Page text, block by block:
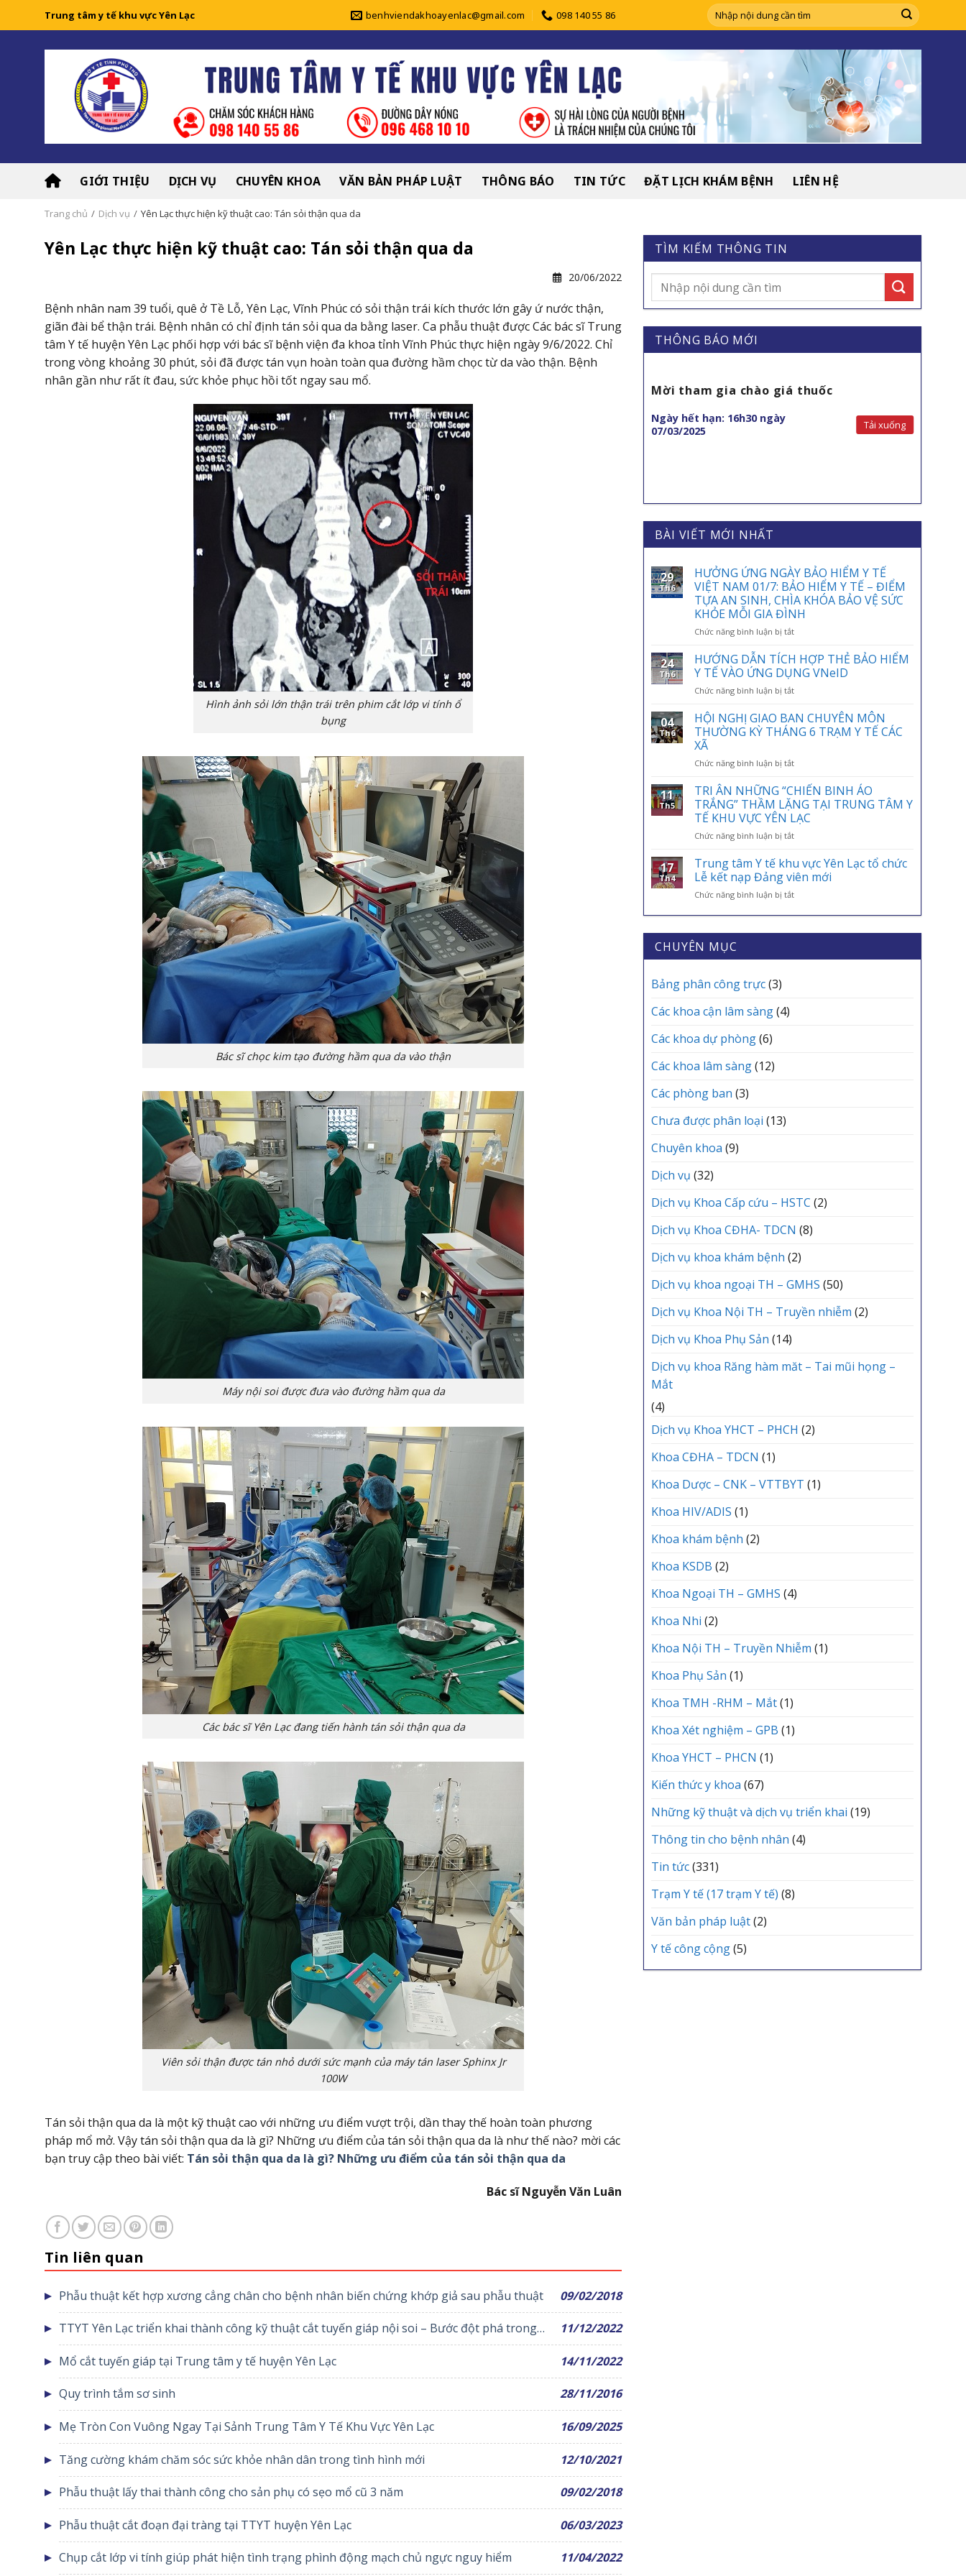
Trung tâm y tế khu vực Yên Lạc benhviendakhoayenlac@gmail.com 098 140 55 86
GIỚI THIỆU DỊCH VỤ CHUYÊN KHOA VĂN BẢN PHÁP LUẬT THÔNG BÁO TIN TỨC ĐẶT LỊCH KHÁM BỆNH LIÊN HỆ
Trang chủ / Dịch vụ / Yên Lạc thực hiện kỹ thuật cao: Tán sỏi thận qua da
Yên Lạc thực hiện kỹ thuật cao: Tán sỏi thận qua da
20/06/2022
Bệnh nhân nam 39 tuổi, quê ở Tề Lỗ, Yên Lạc, Vĩnh Phúc có sỏi thận trái kích thước lớn gây ứ nước thận,
giãn đài bể thận trái. Bệnh nhân có chỉ định tán sỏi qua da bằng laser. Ca phẫu thuật được Các bác sĩ Trung
tâm Y tế huyện Yên Lạc phối hợp với bác sĩ bệnh viện đa khoa tỉnh Vĩnh Phúc thực hiện ngày 9/6/2022. Chỉ
trong vòng khoảng 30 phút, sỏi đã được tán vụn hoàn toàn qua đường hầm chọc từ da vào thận. Bệnh
nhân gần như rất ít đau, sức khỏe phục hồi tốt ngay sau mổ.
Hình ảnh sỏi lớn thận trái trên phim cắt lớp vi tính ổ
bụng
Bác sĩ chọc kim tạo đường hầm qua da vào thận
Máy nội soi được đưa vào đường hầm qua da
Các bác sĩ Yên Lạc đang tiến hành tán sỏi thận qua da
Viên sỏi thận được tán nhỏ dưới sức mạnh của máy tán laser Sphinx Jr
100W
Tán sỏi thận qua da là một kỹ thuật cao với những ưu điểm vượt trội, dần thay thế hoàn toàn phương
pháp mổ mở. Vậy tán sỏi thận qua da là gì? Những ưu điểm của tán sỏi thận qua da là như thế nào? mời các
bạn truy cập theo bài viết: Tán sỏi thận qua da là gì? Những ưu điểm của tán sỏi thận qua da
Bác sĩ Nguyễn Văn Luân
Tin liên quan
Phẫu thuật kết hợp xương cẳng chân cho bệnh nhân biến chứng khớp giả sau phẫu thuật 09/02/2018
TTYT Yên Lạc triển khai thành công kỹ thuật cắt tuyến giáp nội soi – Bước đột phá trong
phẫu thuật tuyến giáp
11/12/2022
Mổ cắt tuyến giáp tại Trung tâm y tế huyện Yên Lạc 14/11/2022
Quy trình tắm sơ sinh 28/11/2016
Mẹ Tròn Con Vuông Ngay Tại Sảnh Trung Tâm Y Tế Khu Vực Yên Lạc 16/09/2025
Tăng cường khám chăm sóc sức khỏe nhân dân trong tình hình mới 12/10/2021
Phẫu thuật lấy thai thành công cho sản phụ có sẹo mổ cũ 3 năm 09/02/2018
Phẫu thuật cắt đoạn đại tràng tại TTYT huyện Yên Lạc 06/03/2023
Chụp cắt lớp vi tính giúp phát hiện tình trạng phình động mạch chủ ngực nguy hiểm 11/04/2022
TÌM KIẾM THÔNG TIN
THÔNG BÁO MỚI
Mời tham gia chào giá thuốc
Ngày hết hạn: 16h30 ngày
07/03/2025
Tải xuống
Thư mời báo giá cho gói thầu thay thế
vật tư hệ thống lọc nước phục vụ công
tác chuyên môn tại trung tâm y tế khu
Ngày hết hạn: 25-07-2026 Tải xuống
ống soi mềm
Ngày hết hạn: 31/07/2026
BÀI VIẾT MỚI NHẤT
29
Th6
HƯỞNG ỨNG NGÀY BẢO HIỂM Y TẾ
VIỆT NAM 01/7: BẢO HIỂM Y TẾ – ĐIỂM
TỰA AN SINH, CHÌA KHÓA BẢO VỆ SỨC
KHỎE MỖI GIA ĐÌNH
Chức năng bình luận bị tắtở
ỨNG
NGÀY
BẢO
HIỂM
TẾ
VIỆT
BẢO
Y
TẾ
ĐIỂM
TỰA
SINH,
CHÌA
BẢO
KHỎE
GIA
24
Th6
HƯỚNG DẪN TÍCH HỢP THẺ BẢO HIỂM
Y TẾ VÀO ỨNG DỤNG VNeID
Chức năng bình luận bị tắtở
DẪN
TÍCH
HỢP
BẢO
Y
TẾ
VÀO
ỨNG
DỤNG
04
Th6
HỘI NGHỊ GIAO BAN CHUYÊN MÔN
THƯỜNG KỲ THÁNG 6 TRẠM Y TẾ CÁC
XÃ
Chức năng bình luận bị tắtở
NGHỊ
GIAO
BAN
CHUYÊN
MÔN
KỲ
THÁNG
6
TRẠM
CÁC
11
Th5
TRI ÂN NHỮNG “CHIẾN BINH ÁO
TRẮNG” THẦM LẶNG TẠI TRUNG TÂM Y
TẾ KHU VỰC YÊN LẠC
Chức năng bình luận bị tắtở
ÂN
NHỮNG
“CHIẾN
BINH
TRẮNG”
THẦM
17
Th4
Trung tâm Y tế khu vực Yên Lạc tổ chức
Lễ kết nạp Đảng viên mới
Chức năng bình luận bị tắtở
tâm
CHUYÊN MỤC
Bảng phân công trực(3)
Các khoa cận lâm sàng(4)
Các khoa dự phòng(6)
Các khoa lâm sàng(12)
Các phòng ban (3)
Chưa được phân loại (13)
Chuyên khoa (9)
Dịch vụ (32)
Dịch vụ Khoa Cấp cứu – HSTC (2)
Dịch vụ Khoa CĐHA- TDCN (8)
Dịch vụ khoa khám bệnh (2)
Dịch vụ khoa ngoại TH – GMHS (50)
Dịch vụ Khoa Nội TH – Truyền nhiễm (2)
Dịch vụ Khoa Phụ Sản (14)
Dịch vụ khoa Răng hàm măt – Tai mũi họng –
Mắt
(4)
Dịch vụ Khoa YHCT – PHCH (2)
Khoa CĐHA – TDCN (1)
Khoa Dược – CNK – VTTBYT (1)
Khoa HIV/ADIS (1)
Khoa khám bệnh (2)
Khoa KSDB (2)
Khoa Ngoại TH – GMHS (4)
Khoa Nhi (2)
Khoa Nội TH – Truyền Nhiễm (1)
Khoa Phụ Sản (1)
Khoa TMH -RHM – Mắt(1)
Khoa Xét nghiệm – GPB (1)
Khoa YHCT – PHCN (1)
Kiến thức y khoa (67)
Những kỹ thuật và dịch vụ triển khai (19)
Thông tin cho bệnh nhân (4)
Tin tức(331)
Trạm Y tế (17 trạm Y tế) (8)
Văn bản pháp luật(2)
Y tế công cộng(5)